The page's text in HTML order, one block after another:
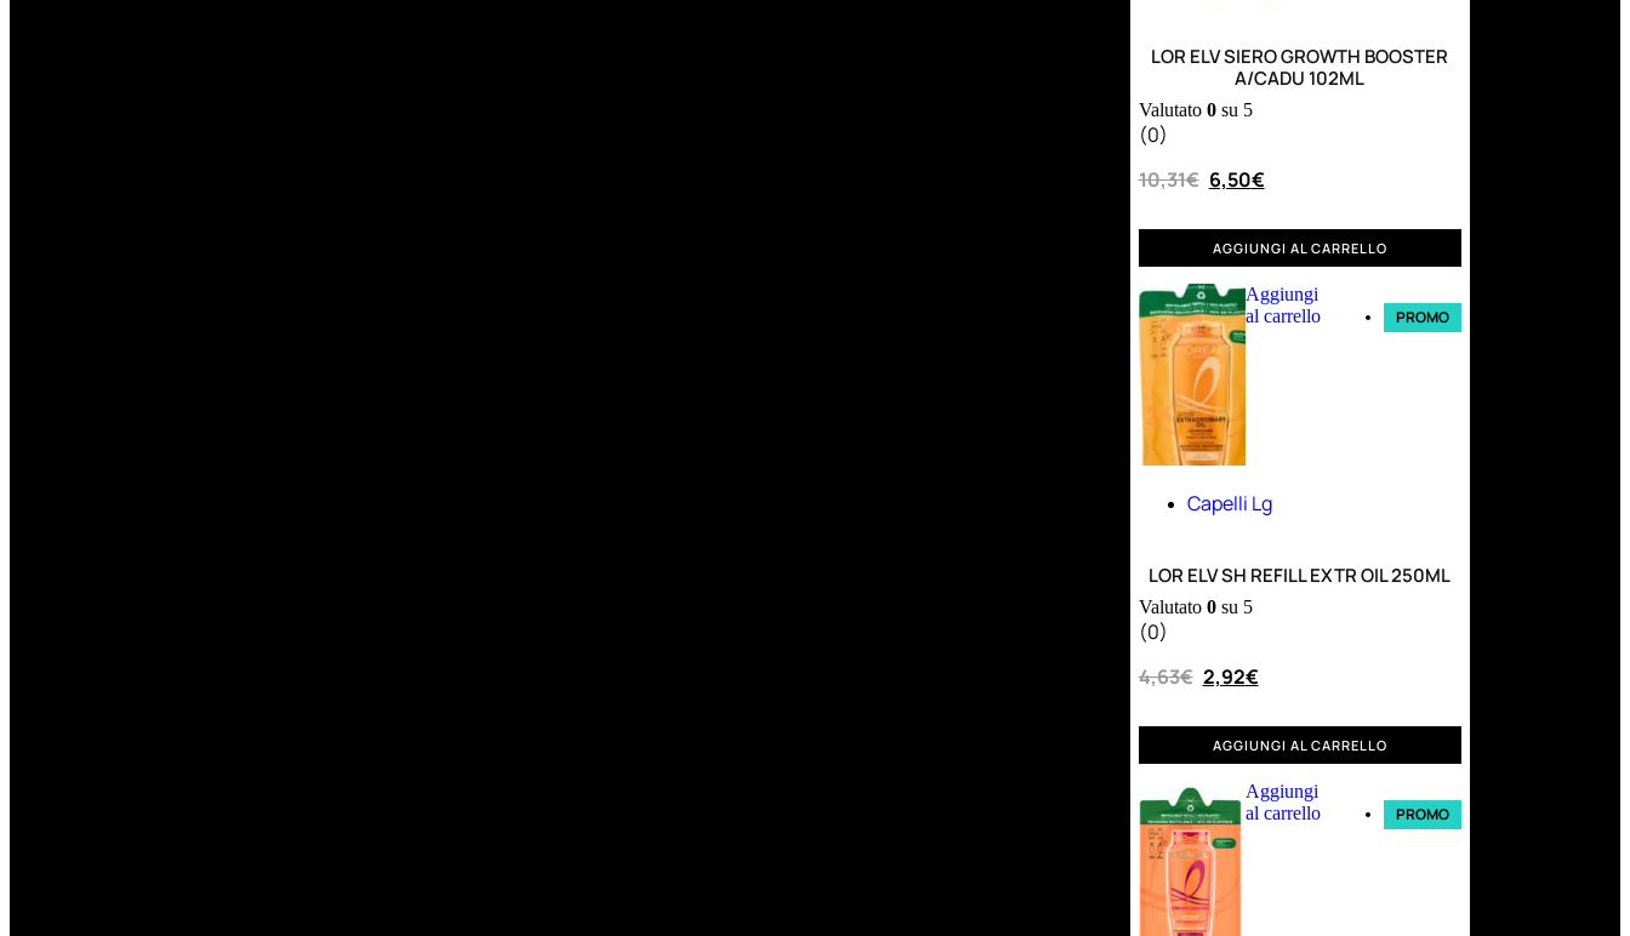
LOR ELV SIERO GROWTH BOOSTER
A/CADU 102ML
Valutato 0su 5
(0)
10,31€ 6,50€
AGGIUNGI AL CARRELLO
Aggiungi
al carrello
PROMO
Capelli Lg
LOR ELV SH REFILL EXTR OIL 250ML
Valutato 0su 5
(0)
4,63€ 2,92€
AGGIUNGI AL CARRELLO
Aggiungi
al carrello
PROMO